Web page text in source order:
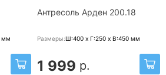
мм
Антресоль Арден 200.18
Размеры:Ш:400 x Г:250 x В:450 мм
1 999 р.